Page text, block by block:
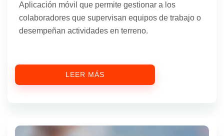
Aplicación móvil que permite gestionar a los
colaboradores que supervisan equipos de trabajo o
desempeñan actividades en terreno.
LEER MÁS